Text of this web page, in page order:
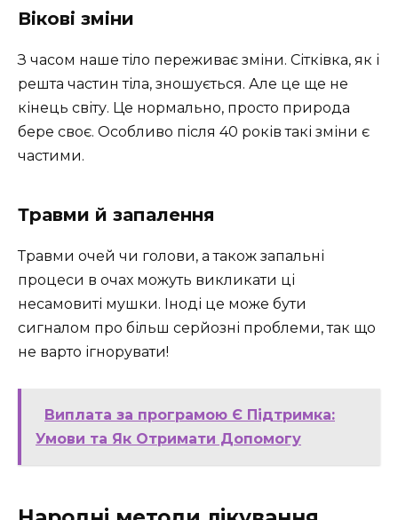
Вікові зміни
З часом наше тіло переживає зміни. Сітківка, як і
решта частин тіла, зношується. Але це ще не
кінець світу. Це нормально, просто природа
бере своє. Особливо після 40 років такі зміни є
частими.
Травми й запалення
Травми очей чи голови, а також запальні
процеси в очах можуть викликати ці
несамовиті мушки. Іноді це може бути
сигналом про більш серйозні проблеми, так що
не варто ігнорувати!
Виплата за програмою Є Підтримка:
Умови та Як Отримати Допомогу